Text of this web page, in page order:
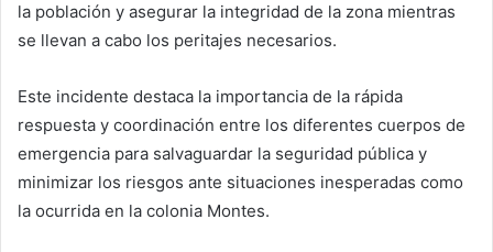
la población y asegurar la integridad de la zona mientras
se llevan a cabo los peritajes necesarios.
Este incidente destaca la importancia de la rápida
respuesta y coordinación entre los diferentes cuerpos de
emergencia para salvaguardar la seguridad pública y
minimizar los riesgos ante situaciones inesperadas como
la ocurrida en la colonia Montes.